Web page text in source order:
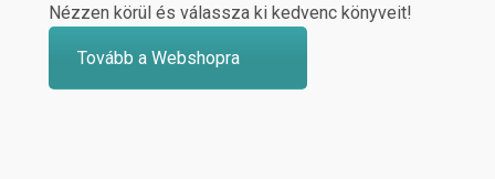
Nézzen körül és válassza ki kedvenc könyveit!
Tovább a Webshopra